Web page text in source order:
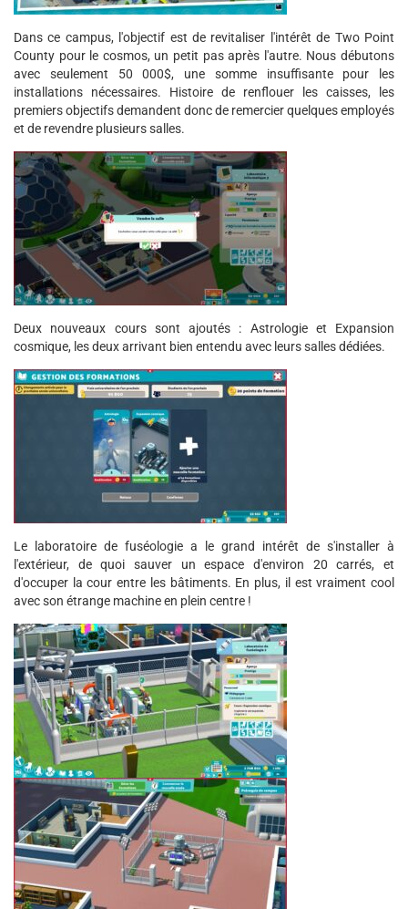
Dans ce campus, l'objectif est de revitaliser l'intérêt de Two Point
County pour le cosmos, un petit pas après l'autre. Nous débutons
avec seulement 50 000$, une somme insuffisante pour les
installations nécessaires. Histoire de renflouer les caisses, les
premiers objectifs demandent donc de remercier quelques employés
et de revendre plusieurs salles.
Deux nouveaux cours sont ajoutés : Astrologie et Expansion
cosmique, les deux arrivant bien entendu avec leurs salles dédiées.
Le laboratoire de fuséologie a le grand intérêt de s'installer à
l'extérieur, de quoi sauver un espace d'environ 20 carrés, et
d'occuper la cour entre les bâtiments. En plus, il est vraiment cool
avec son étrange machine en plein centre !